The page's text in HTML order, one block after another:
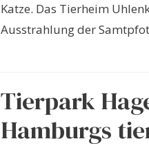
Katze. Das Tierheim
Ausstrahlung der
Tierpark
Hamburgs